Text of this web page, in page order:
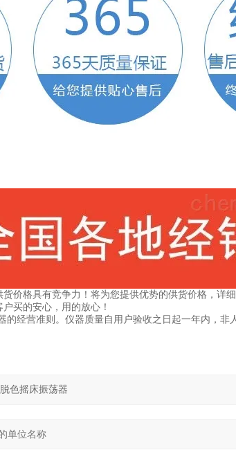
货价格具有竞争力！将为您提供优势的供货价格，详
买的安心，用的放心！
的经营准则。仪器质量自用户验收之日起一年内，